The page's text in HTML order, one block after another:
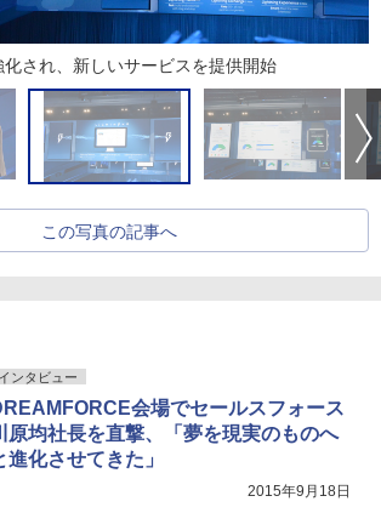
され、新しいサービスを提供開始
この写真の記事へ
インタビュー
会場でセールスフォース
原均社長を直撃、「夢を現実のものへ
進化させてきた」
2015年9月18日